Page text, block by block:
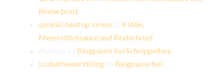
Rinderbrust
sprunki beat up simon
Klöße,
Meerrettichsauce und Rinderbrust
Blogpause bei Schnippelboy
scubatheworldblog
Blogpause bei